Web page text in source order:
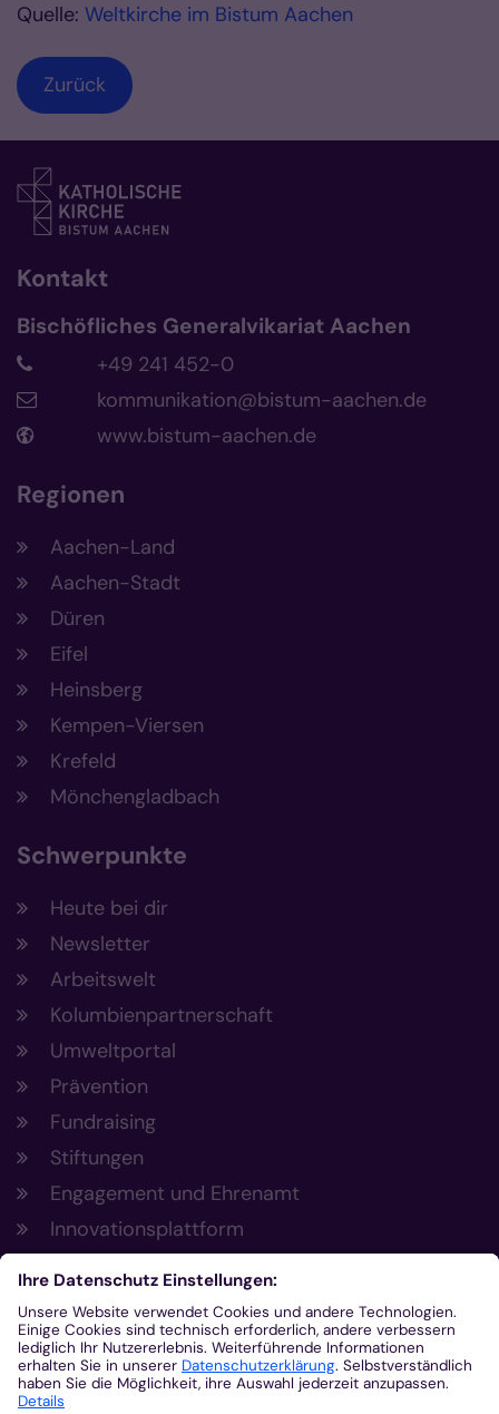
Quelle: Weltkirche im Bistum Aachen
Zurück
Kontakt
Bischöfliches Generalvikariat Aachen
+49 241 452-0
kommunikation@bistum-aachen.de
www.bistum-aachen.de
Regionen
Aachen-Land
Aachen-Stadt
Düren
Eifel
Heinsberg
Kempen-Viersen
Krefeld
Mönchengladbach
Schwerpunkte
Heute bei dir
Newsletter
Arbeitswelt
Kolumbienpartnerschaft
Umweltportal
Prävention
Fundraising
Stiftungen
Engagement und Ehrenamt
Innovationsplattform
Aus der Plattform
Nachrichten
Veranstaltungen